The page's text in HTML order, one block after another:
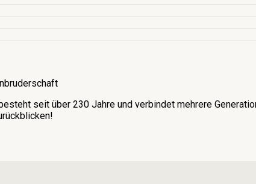
seit über 230 Jahre und verbindet mehrere